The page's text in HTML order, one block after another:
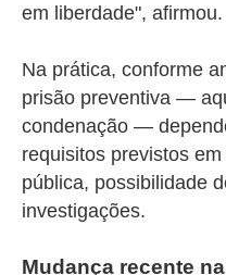
em liberdade", afirmou.
Na prática, conforme
prisão preventiva —
condenação —
requisitos previstos
pública, possibilidade
investigações.
Mudança recente